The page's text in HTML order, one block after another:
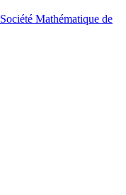
Société Mathématique de